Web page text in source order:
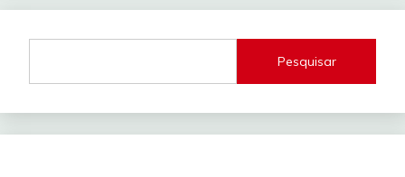
Pesquisar